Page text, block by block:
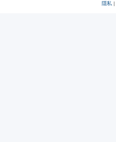
隱私 |